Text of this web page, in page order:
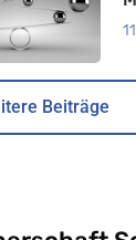
Beiträge